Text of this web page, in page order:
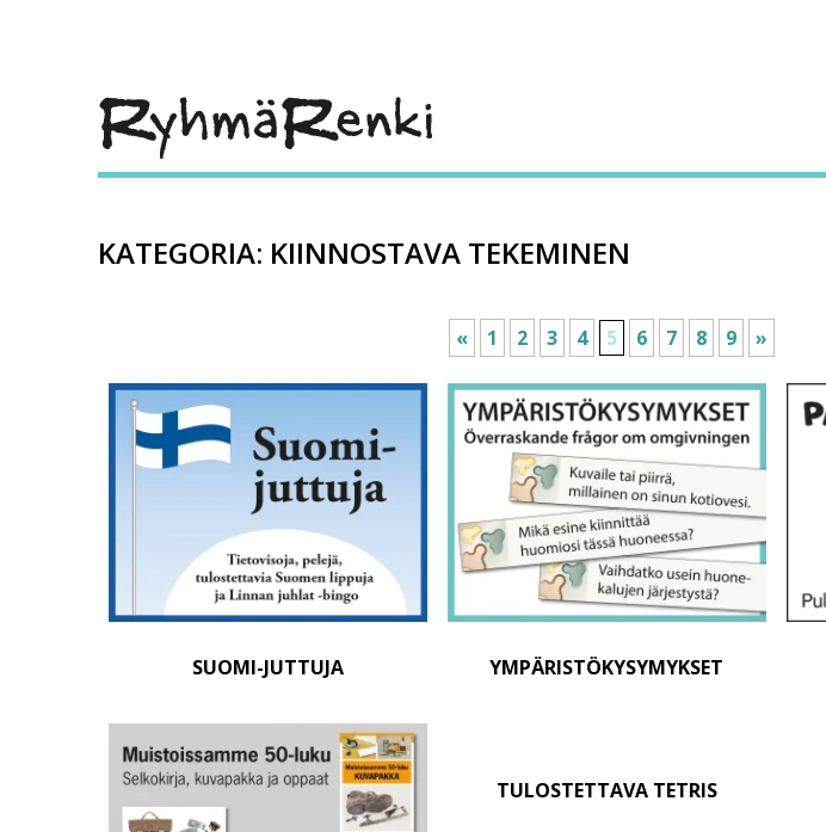
KATEGORIA: KIINNOSTAVA TEKEMINEN
« 1 2 3 4 5 6 7 8 9 »
SUOMI-JUTTUJA YMPÄRISTÖKYSYMYKSET
TULOSTETTAVA TETRIS